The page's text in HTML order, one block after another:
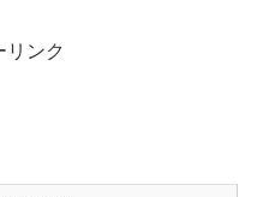
ドで井上のKOかな、、、...
リンク